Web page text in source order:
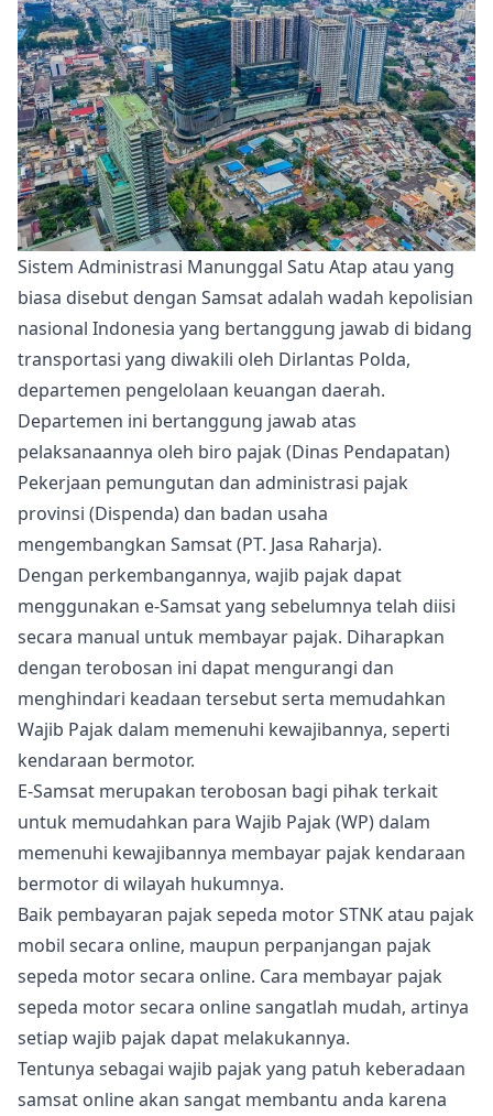
Sistem Administrasi Manunggal Satu Atap atau yang
biasa disebut dengan Samsat adalah wadah kepolisian
nasional Indonesia yang bertanggung jawab di bidang
transportasi yang diwakili oleh Dirlantas Polda,
departemen pengelolaan keuangan daerah.
Departemen ini bertanggung jawab atas
pelaksanaannya oleh biro pajak (Dinas Pendapatan)
Pekerjaan pemungutan dan administrasi pajak
provinsi (Dispenda) dan badan usaha
mengembangkan Samsat (PT. Jasa Raharja).
Dengan perkembangannya, wajib pajak dapat
menggunakan e-Samsat yang sebelumnya telah diisi
secara manual untuk membayar pajak. Diharapkan
dengan terobosan ini dapat mengurangi dan
menghindari keadaan tersebut serta memudahkan
Wajib Pajak dalam memenuhi kewajibannya, seperti
kendaraan bermotor.
E-Samsat merupakan terobosan bagi pihak terkait
untuk memudahkan para Wajib Pajak (WP) dalam
memenuhi kewajibannya membayar pajak kendaraan
bermotor di wilayah hukumnya.
Baik pembayaran pajak sepeda motor STNK atau pajak
mobil secara online, maupun perpanjangan pajak
sepeda motor secara online. Cara membayar pajak
sepeda motor secara online sangatlah mudah, artinya
setiap wajib pajak dapat melakukannya.
Tentunya sebagai wajib pajak yang patuh keberadaan
samsat online akan sangat membantu anda karena